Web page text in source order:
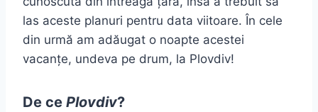
las aceste planuri pentru data viitoare. În cele
din urmă am adăugat o noapte acestei
vacanțe, undeva pe drum, la Plovdiv!
De ce Plovdiv?